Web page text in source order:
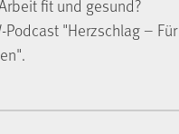
fit und gesund?
"Herzschlag – Für